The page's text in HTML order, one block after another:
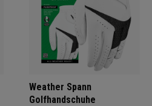
Weather Spann
Golfhandschuhe